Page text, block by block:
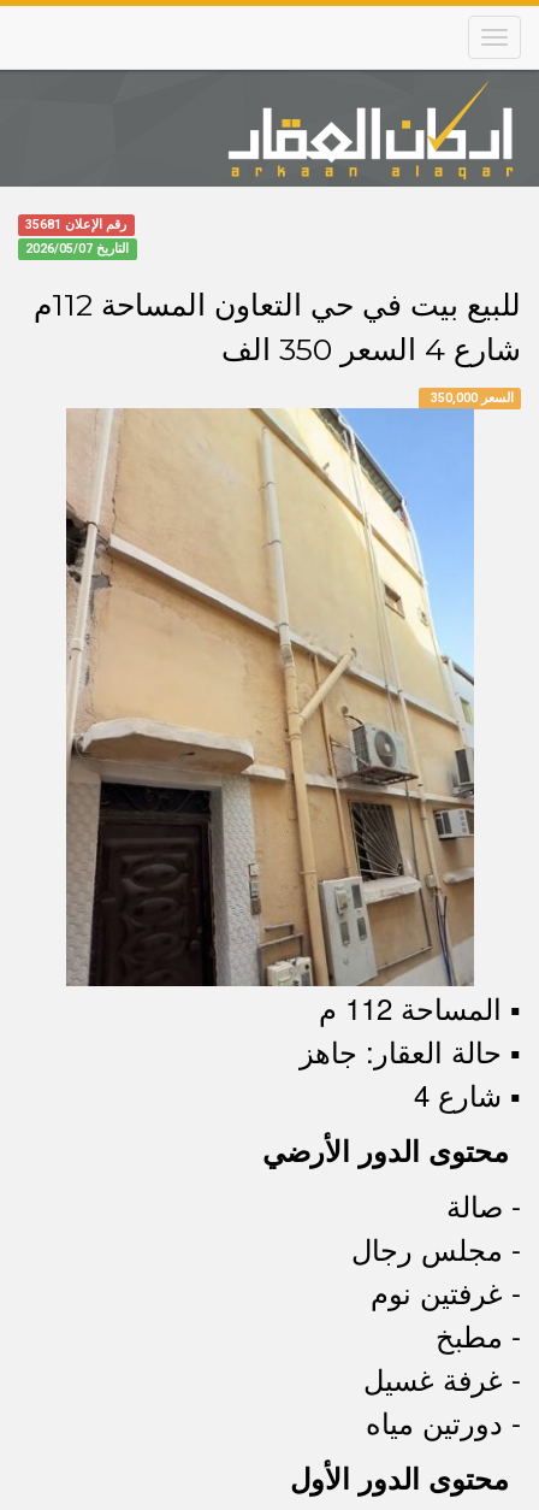
Skip
main
content
Main
navigation
رقم الإعلان 35681
التاريخ 2026/05/07
للبيع بيت في حي التعاون المساحة 112م
شارع 4 السعر 350 الف
السعر 350,000
▪︎ المساحة 112 م
▪︎ حالة العقار: جاهز
▪︎ شارع 4
محتوى الدور الأرضي
- صالة
- مجلس رجال
- غرفتين نوم
- مطبخ
- غرفة غسيل
- دورتين مياه
محتوى الدور الأول